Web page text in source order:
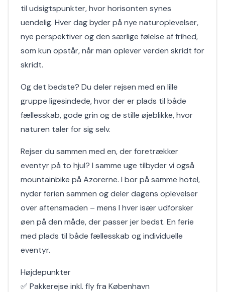
til udsigtspunkter, hvor horisonten synes
uendelig. Hver dag byder på nye naturoplevelser,
nye perspektiver og den særlige følelse af frihed,
som kun opstår, når man oplever verden skridt for
skridt.
Og det bedste? Du deler rejsen med en lille
gruppe ligesindede, hvor der er plads til både
fællesskab, gode grin og de stille øjeblikke, hvor
naturen taler for sig selv.
Rejser du sammen med en, der foretrækker
eventyr på to hjul? I samme uge tilbyder vi også
mountainbike på Azorerne. I bor på samme hotel,
nyder ferien sammen og deler dagens oplevelser
over aftensmaden – mens I hver især udforsker
øen på den måde, der passer jer bedst. En ferie
med plads til både fællesskab og individuelle
eventyr.
Højdepunkter
✅ Pakkerejse inkl. fly fra København